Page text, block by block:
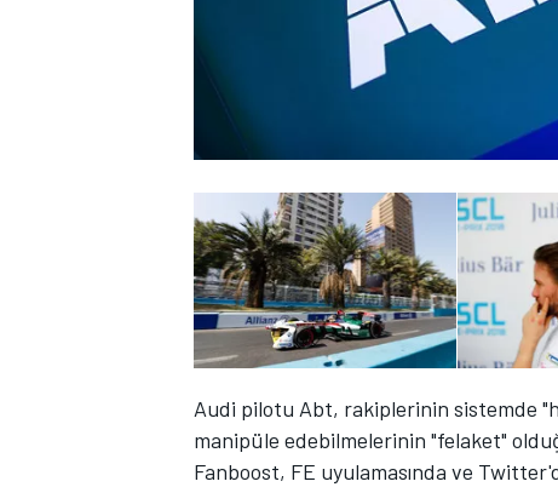
Audi pilotu Abt, rakiplerinin sistemde
manipüle edebilmelerinin "felaket"
Fanboost, FE uyulamasında ve